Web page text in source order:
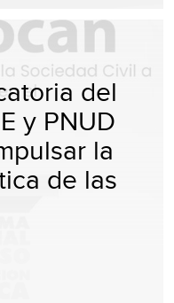
del
y PNUD
la
de las